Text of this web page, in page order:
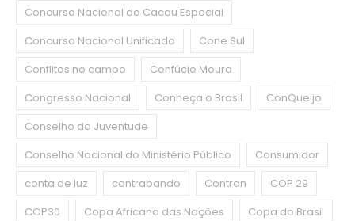
Concurso Nacional do Cacau Especial
Concurso Nacional Unificado
Cone Sul
Conflitos no campo
Confúcio Moura
Congresso Nacional
Conheça o Brasil
ConQueijo
Conselho da Juventude
Conselho Nacional do Ministério Público
Consumidor
conta de luz
contrabando Contran
COP 29
COP30
Copa Africana das Nações
Copa do Brasil